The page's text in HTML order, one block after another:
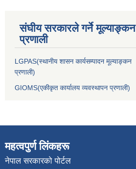
संघीय सरकारले गर्ने मूल्याङ्कन
प्रणाली
LGPAS(स्थानीय शासन कार्यसम्पादन मूल्याङ्कन
प्रणाली)
GIOMS(एकीकृत कार्यालय व्यवस्थापन प्रणाली)
महत्वपुर्ण लिंकहरू
नेपाल सरकारको पोर्टल